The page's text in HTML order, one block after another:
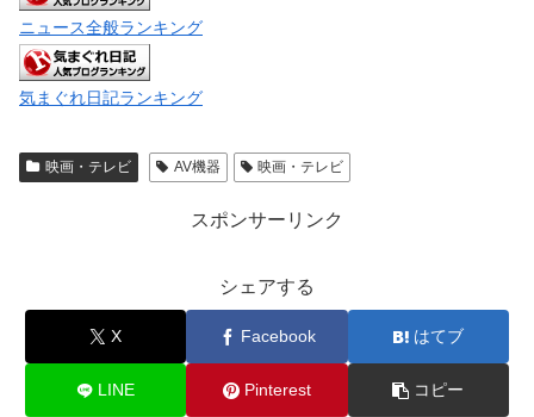
ニュース全般ランキング
気まぐれ日記ランキング
映画・テレビ AV機器 映画・テレビ
スポンサーリンク
シェアする
X Facebook はてブ
LINE Pinterest コピー